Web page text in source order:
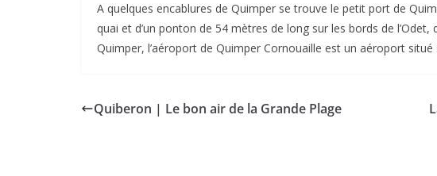
A quelques encablures de Quimper se trouve le petit port de
quai et d’un ponton de 54 mètres de long sur les bords de
Quimper, l’aéroport de Quimper Cornouaille est un aéroport
Quiberon | Le bon air de la Grande Plage